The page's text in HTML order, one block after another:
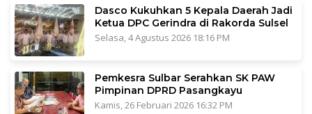
Dasco Kukuhkan 5 Kepala Daerah Jadi
Ketua DPC Gerindra di Rakorda Sulsel
Selasa, 4 Agustus 2026 18:16 PM
Pemkesra Sulbar Serahkan SK PAW
Pimpinan DPRD Pasangkayu
Kamis, 26 Februari 2026 16:32 PM